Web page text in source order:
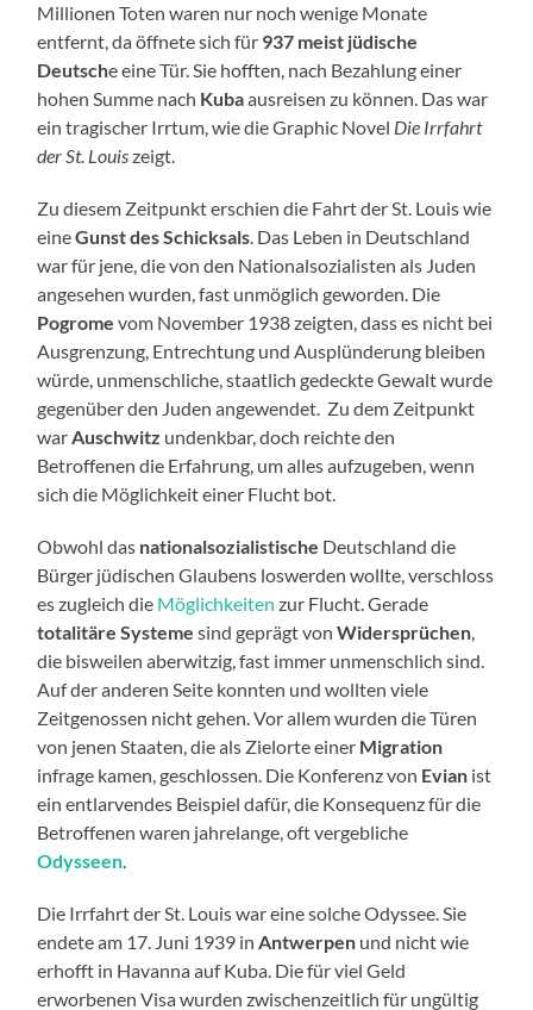
Millionen Toten waren nur noch wenige Monate
entfernt, da öffnete sich für 937 meist jüdische
Deutsche eine Tür. Sie hofften, nach Bezahlung einer
hohen Summe nach Kubaausreisen zu können. Das war
ein tragischer Irrtum, wie die Graphic Novel Die Irrfahrt
der St. Louiszeigt.
Zu diesem Zeitpunkt erschien die Fahrt der St. Louis wie
eineGunst des Schicksals. Das Leben in Deutschland
war für jene, die von den Nationalsozialisten als Juden
angesehen wurden, fast unmöglich geworden. Die
Pogromevom November 1938 zeigten, dass es nicht bei
Ausgrenzung, Entrechtung und Ausplünderung bleiben
würde, unmenschliche, staatlich gedeckte Gewalt wurde
gegenüber den Juden angewendet. Zu dem Zeitpunkt
warAuschwitz undenkbar, doch reichte den
Betroffenen die Erfahrung, um alles aufzugeben, wenn
sich die Möglichkeit einer Flucht bot.
Obwohl das nationalsozialistische Deutschland die
Bürger jüdischen Glaubens loswerden wollte, verschloss
es zugleich die Möglichkeiten zur Flucht. Gerade
totalitäre Systeme sind geprägt vonWidersprüchen,
die bisweilen aberwitzig, fast immer unmenschlich sind.
Auf der anderen Seite konnten und wollten viele
Zeitgenossen nicht gehen. Vor allem wurden die Türen
von jenen Staaten, die als Zielorte einer Migration
infrage kamen, geschlossen. Die Konferenz von Evian ist
ein entlarvendes Beispiel dafür, die Konsequenz für die
Betroffenen waren jahrelange, oft vergebliche
Odysseen.
Die Irrfahrt der St. Louis war eine solche Odyssee. Sie
endete am 17. Juni 1939 inAntwerpen und nicht wie
erhofft in Havanna auf Kuba. Die für viel Geld
erworbenen Visa wurden zwischenzeitlich für ungültig